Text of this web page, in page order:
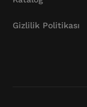
Gizlilik Politikası